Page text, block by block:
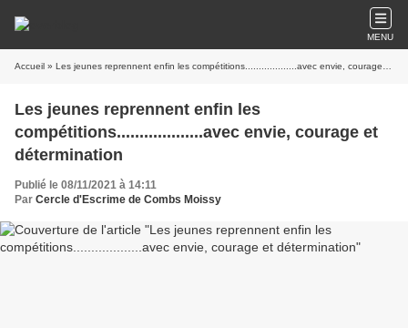
MENU
Accueil » Les jeunes reprennent enfin les compétitions...................avec envie, courage et détermination
Les jeunes reprennent enfin les
compétitions...................avec envie, courage et
détermination
Publié le 08/11/2021 à 14:11
Par Cercle d'Escrime de Combs Moissy